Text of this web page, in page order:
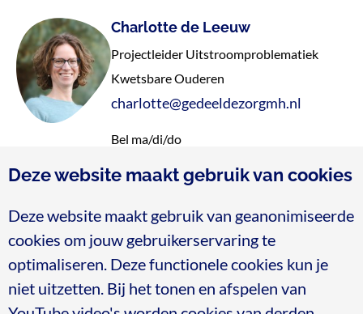
Charlotte de Leeuw
Projectleider Uitstroomproblematiek
Kwetsbare Ouderen
charlotte@gedeeldezorgmh.nl
Bel ma/di/do
Deze website maakt gebruik van cookies
Deze website maakt gebruik van geanonimiseerde
cookies om jouw gebruikerservaring te
optimaliseren. Deze functionele cookies kun je
niet uitzetten. Bij het tonen en afspelen van
Blijf op de hoogte